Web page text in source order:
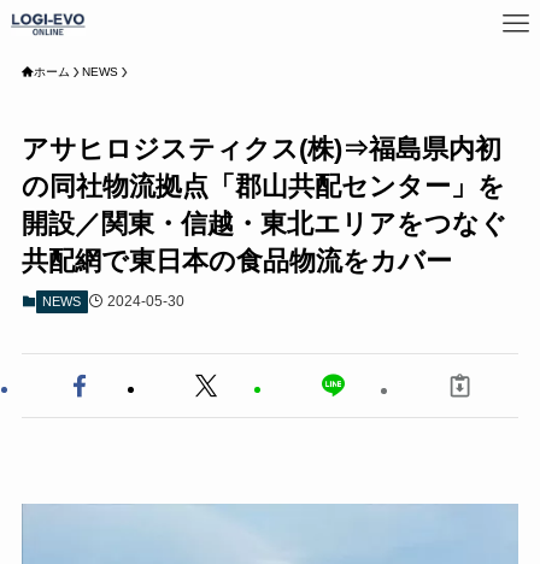
ホーム NEWS
アサヒロジスティクス(株)⇒福島県内初
の同社物流拠点「郡山共配センター」を
開設／関東・信越・東北エリアをつなぐ
共配網で東日本の食品物流をカバー
NEWS 2024-05-30